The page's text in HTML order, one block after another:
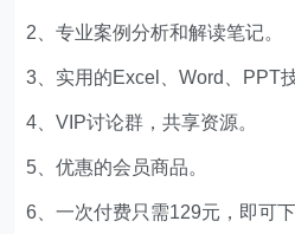
2、专业案例分析和解读笔记。
3、实用的Excel、Word、PPT技
4、VIP讨论群，共享资源。
5、优惠的会员商品。
6、一次付费只需129元，即可